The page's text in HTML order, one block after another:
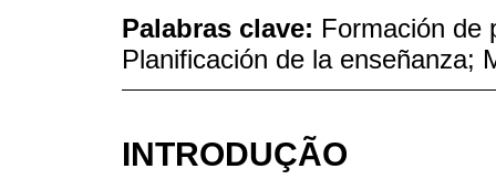
Palabras clave: Formación de
Planificación de la enseñanza;
INTRODUÇÃO